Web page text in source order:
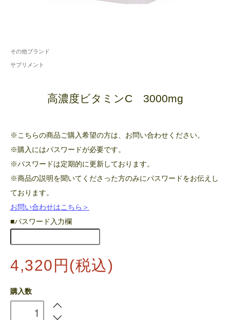
その他ブランド
サプリメント
高濃度ビタミンC 3000mg
※こちらの商品ご購入希望の方は、お問い合わせください。
※購入にはパスワードが必要です。
※パスワードは定期的に更新しております。
※商品の説明を聞いてくださった方のみにパスワードをお伝えし
ております。
お問い合わせはこちら＞
■パスワード入力欄
4,320円(税込)
購入数